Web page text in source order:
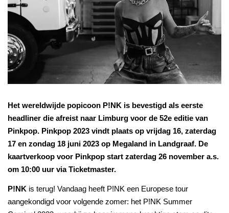
Het wereldwijde popicoon P!NK is bevestigd als eerste
headliner die afreist naar Limburg voor de 52e editie van
Pinkpop. Pinkpop 2023 vindt plaats op vrijdag 16, zaterdag
17 en zondag 18 juni 2023 op Megaland in Landgraaf. De
kaartverkoop voor Pinkpop start zaterdag 26 november a.s.
om 10:00 uur via Ticketmaster.
P!NK is terug! Vandaag heeft P!NK een Europese tour
aangekondigd voor volgende zomer: het P!NK Summer